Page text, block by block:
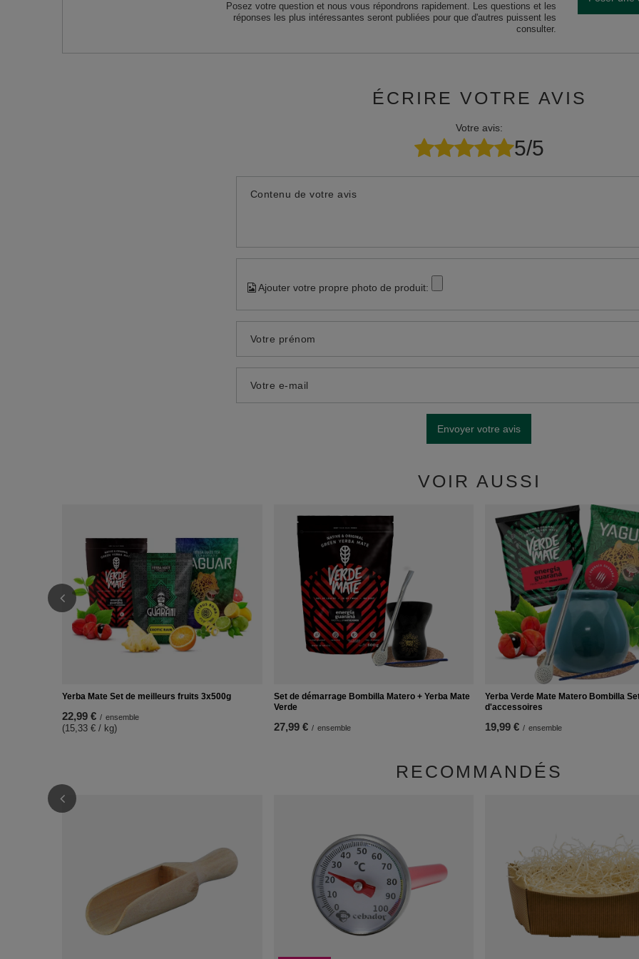
Posez votre question et nous vous répondrons rapidement. Les questions et les
réponses les plus intéressantes seront publiées pour que d'autres puissent les
consulter.
ÉCRIRE VOTRE AVIS
Votre avis:
5/5
Contenu de votre avis
Ajouter votre propre photo de produit:
Votre prénom
Votre e-mail
Envoyer votre avis
VOIR AUSSI
Yerba Mate Set de meilleurs fruits 3x500g
22,99 € / ensemble
(15,33 € / kg)
Set de démarrage Bombilla Matero + Yerba Mate
Verde
27,99 € / ensemble
Yerba Verde Mate Matero Bombilla
d'accessoires
19,99 € / ensemble
RECOMMANDÉS